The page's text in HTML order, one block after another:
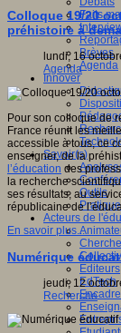
Faits
Brèves
Agenda
Innover
Savoir(s)
Outils
Acteurs de
Editeurs
EdTech
Colloque 19/20
préhistoire à
lundi, 16
Agenda
Pour son colloque de
France réunit les
accessible à tous, ce
enseigner, de la
l’éducation des
la recherche
ses résultats, au
républicaine de
En savoir plus...
Numérique
jeudi, 12
Recherche